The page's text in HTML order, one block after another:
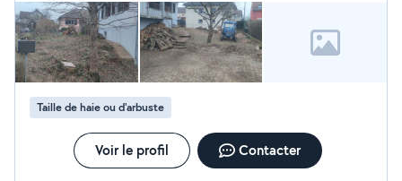
Taille de haie ou d'arbuste
Voir le profil Contacter